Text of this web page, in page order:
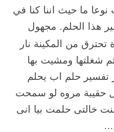
ما حيث اننا كنا في
هذا الحلم. مجهول
تحترق من المكينة نار
شغلتها ومشيت بها
تفسير حلم اب يحلم
حقيبة مروه لو سمحت
خالتى حلمت بيا انى